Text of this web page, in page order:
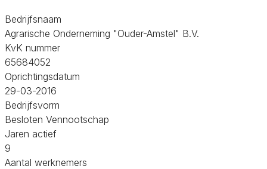
Bedrijfsnaam
Agrarische Onderneming "Ouder-Amstel" B.V.
KvK nummer
65684052
Oprichtingsdatum
29-03-2016
Bedrijfsvorm
Besloten Vennootschap
Jaren actief
9
Aantal werknemers